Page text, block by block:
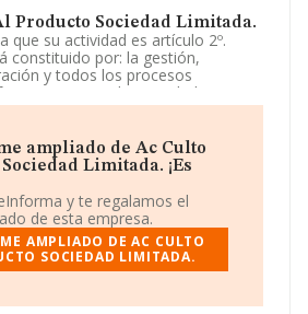
Producto Sociedad Limitada.
que su actividad es artículo 2º.
constituido por: la gestión,
y todos los procesos
de sociedades
sociedades hosteleras. la
de la h. La sociedad está inscrita
como Sociedad Limitada. Tiene
actividades de apoyo a las
sociedad no tiene actividad en
en cuanto al número de
al 2023 y según los datos a
de la media de sector.
ampliado de Ac Culto
Limitada. ¡Es
y te regalamos el
de esta empresa.
AMPLIADO DE AC CULTO
SOCIEDAD LIMITADA.